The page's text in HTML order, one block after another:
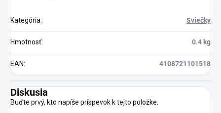
Kategória: Sviečky
Hmotnosť: 0.4 kg
EAN: 4108721101518
Diskusia
Buďte prvý, kto napíše príspevok k tejto položke.